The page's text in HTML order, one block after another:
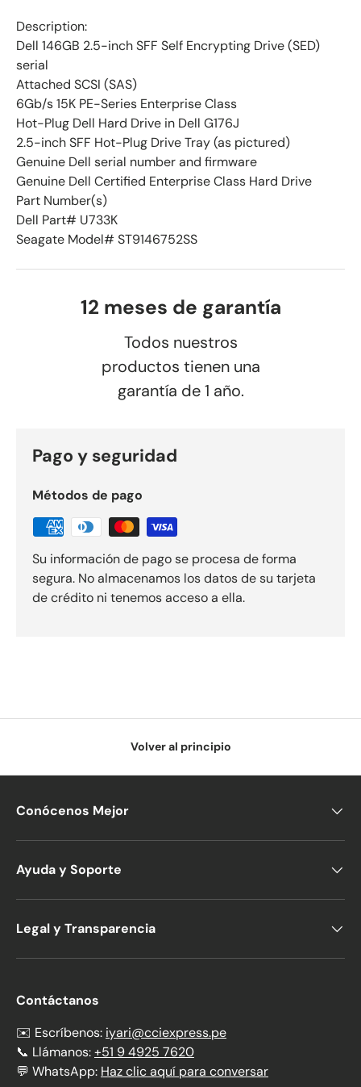
Description:
Dell 146GB 2.5-inch SFF Self Encrypting Drive (SED)
serial
Attached SCSI (SAS)
6Gb/s 15K PE-Series Enterprise Class
Hot-Plug Dell Hard Drive in Dell G176J
2.5-inch SFF Hot-Plug Drive Tray (as pictured)
Genuine Dell serial number and firmware
Genuine Dell Certified Enterprise Class Hard Drive
Part Number(s)
Dell Part# U733K
Seagate Model# ST9146752SS
12 meses de garantía
Todos nuestros
productos tienen una
garantía de 1 año.
Pago y seguridad
Métodos de pago
Su información de pago se procesa de forma
segura. No almacenamos los datos de su tarjeta
de crédito ni tenemos acceso a ella.
Volver al principio
Conócenos Mejor
Ayuda y Soporte
Legal y Transparencia
Contáctanos
✉️ Escríbenos: iyari@cciexpress.pe
📞 Llámanos:+51 9 4925 7620
💬 WhatsApp: Haz clic aquí para conversar